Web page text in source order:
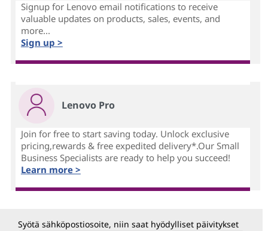
Signup for Lenovo email notifications to receive
valuable updates on products, sales, events, and
more...
Sign up >
Lenovo Pro
Join for free to start saving today. Unlock exclusive
pricing,rewards & free expedited delivery*.Our Small
Business Specialists are ready to help you succeed!
Learn more >
Syötä sähköpostiosoite, niin saat hyödylliset päivitykset